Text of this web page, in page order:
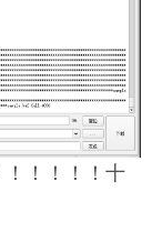
！！！！十